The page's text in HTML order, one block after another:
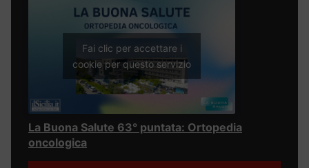
Fai clic per accettare i
cookie per questo servizio
La Buona Salute 63° puntata: Ortopedia
oncologica